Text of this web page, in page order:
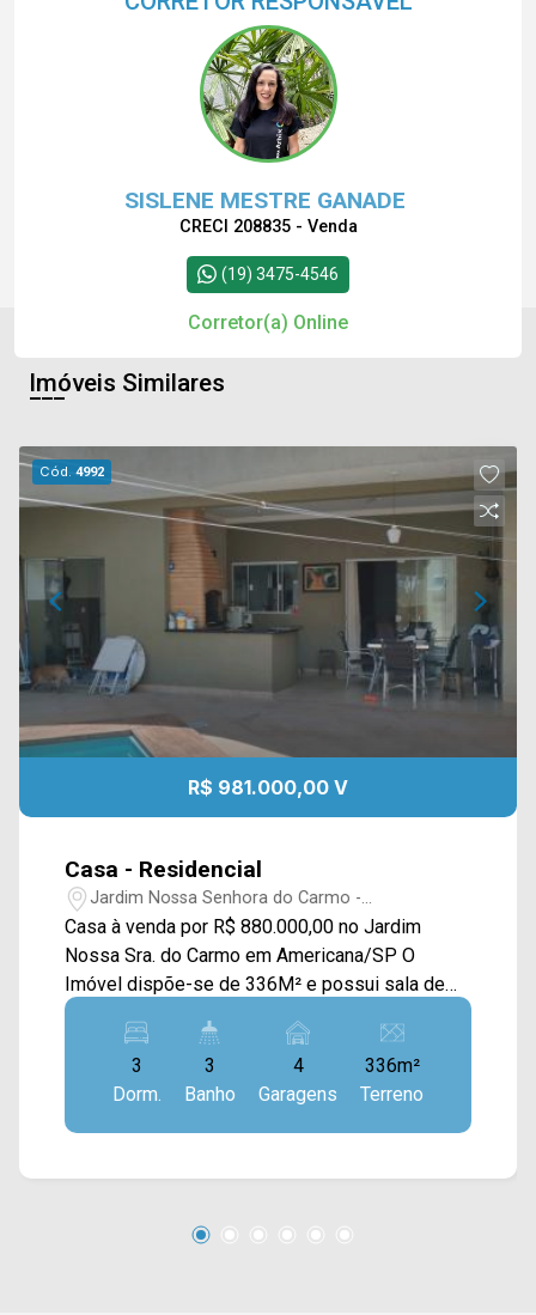
SISLENE MESTRE GANADE
CRECI 208835 - Venda
(19) 3475-4546
Corretor(a) Online
Imóveis Similares
Cód.4992
R$ 981.000,00 V
Casa - Residencial
Jardim Nossa Senhora do Carmo -
Americana/SP
Casa à venda por R$ 880.000,00 no Jardim
Nossa Sra. do Carmo em Americana/SP O
Imóvel dispõe-se de 336M² e possui sala de
estar e de jantar, cozinha planejada, piscina,
quintal amplo, área gourmet planejada,
churrasqueira e área de serviço. Os piso são em
porcelanato. > 03 dormitórios, sendo 01 suíte; >
03 banheiros, sendo 02 sociais; > 04 vagas de
comércios a sua volta como supermercados,
restaurantes e entre outros. Além disso, tem
3
Dorm.
3
Banho
4
Garagens
336m²
Terreno